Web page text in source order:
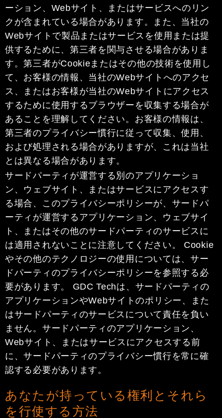
ーション、Webサイト、またはサービスへのリン
クが含まれている場合があります。また、当社の
Webサイトで製品またはサービスを使用または提
供するために、第三者を関与させる場合がありま
す。第三者がCookieまたはその他の技術を使用し
て、お客様の情報、当社のWebサイトへのアクセ
ス、またはお客様が当社のWebサイトにアクセス
するために使用するブラウザーを収集する場合が
あることを理解してください。お客様の情報は、
第三者のプライバシー慣行に従って収集、使用、
および処理される場合がありますが、これは当社
とは異なる場合があります。
サードパーティが運営する別のアプリケーショ
ン、ウェブサイト、またはサービスにアクセスす
る場合、このプライバシーポリシーが、サードパ
ーティが運営するアプリケーション、ウェブサイ
ト、またはその他のサードパーティのサービスに
は適用されないことに注意してください。 Cookie
やその他のテクノロジーの使用については、サー
ドパーティのプライバシーポリシーを参照する必
要があります。 GDC Techは、サードパーティの
アプリケーションやWebサイトのポリシー、また
はサードパーティのサービスについて責任を負い
ません。サードパーティのアプリケーション、
Webサイト、またはサービスにアクセスする前
に、サードパーティのプライバシー慣行を常に確
認する必要があります。
あなたが持っている権利とそれら
を行使する方法